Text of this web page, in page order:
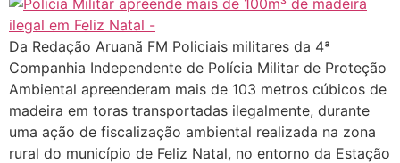
Da Redação Aruanã FM Policiais militares da 4ª
Companhia Independente de Polícia Militar de Proteção
Ambiental apreenderam mais de 103 metros cúbicos de
madeira em toras transportadas ilegalmente, durante
uma ação de fiscalização ambiental realizada na zona
rural do município de Feliz Natal, no entorno da Estação